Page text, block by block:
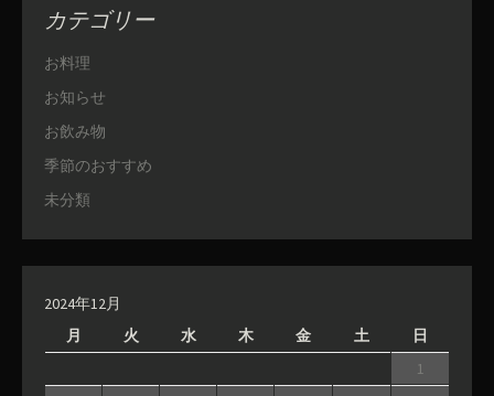
カテゴリー
お料理
お知らせ
お飲み物
季節のおすすめ
未分類
2024年12月
月
火 水 木 金 土 日
1